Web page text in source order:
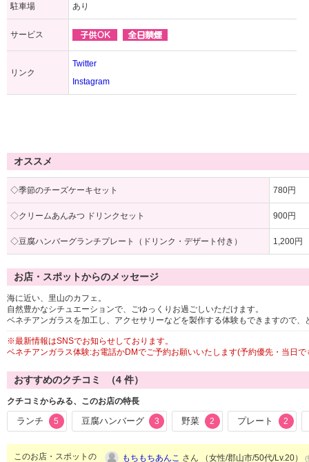
駐車場 あり
サービス
リンク
Twitter
Instagram
オススメ
◇季節のチーズケーキセット 780円
◇クリームあんみつ ドリンクセット 900円
◇豆腐ハンバーグランチプレート（ドリンク・デザート付き） 1,200円
お店・スポットからのメッセージ
海に近い、里山のカフェ。
自然豊かなシチュエーションで、ごゆっくりお過ごしいただけます。
ベネチアンガラスを加工し、アクセサリーなどを製作する体験もできますので
※最新情報はSNSでお知らせしております。
ベネチアンガラス体験:お電話かDMでご予約お願いいたします(予約優先・当日
おすすめのクチコミ （4 件）
クチコミからみる、このお店の特長
ランチ 5 豆腐ハンバーグ 3 野菜 2 プレート 2
このお店・スポットの
もちもちあんこ さん （女性/郡山市/50代/Lv.20） (